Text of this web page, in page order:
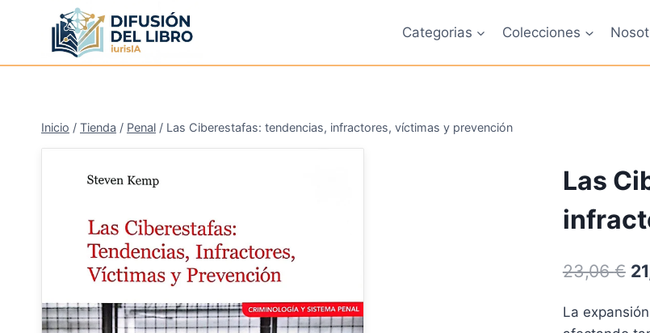
contenido
Categorias Colecciones
Inicio / Tienda / Penal / Las Ciberestafas: tendencias, infractores, víctimas y prevención
Las
23,06€ El
La